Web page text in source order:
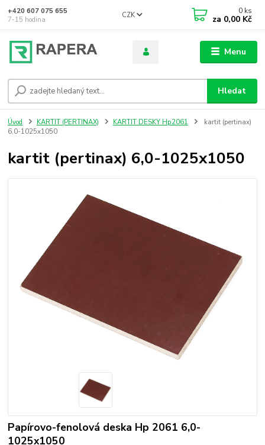
Menu
CZK
Hledat
+420 607 075 655
7-15 hodina
0 ks
za 0,00 Kč
Úvod KARTIT (PERTINAX) KARTIT DESKY Hp2061
kartit (pertinax)
6,0-1025x1050
kartit (pertinax) 6,0-1025x1050
Papírovo-fenolová deska Hp 2061 6,0-
1025x1050